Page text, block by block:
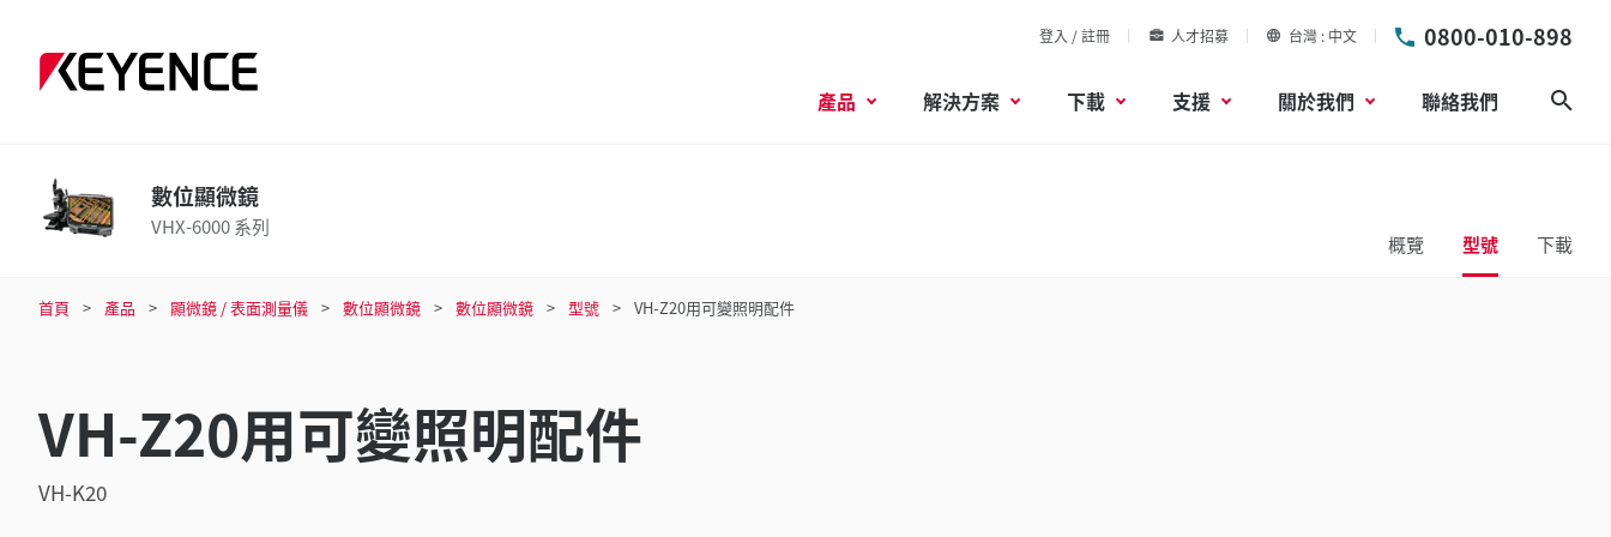
登入 / 註冊 人才招募 台灣 中文 0800-010-898
產品 解決方案 下載 支援 關於我們 聯絡我們
數位顯微鏡
VHX-6000 系列
概覽 型號 下載
首頁 產品 顯微鏡 / 表面測量儀 數位顯微鏡 數位顯微鏡 型號 VH-Z20用可變照明配件
VH-Z20用可變照明配件
VH-K20